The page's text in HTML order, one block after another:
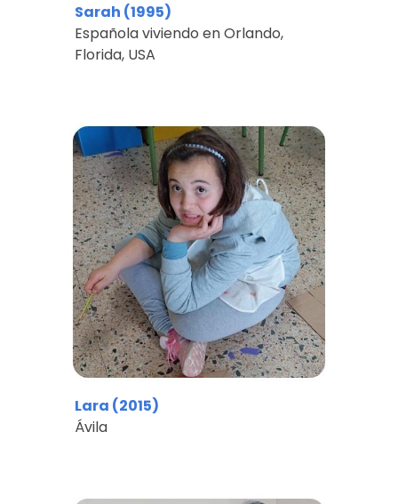
Sarah (1995)
Española viviendo enOrlando,
Florida, USA
Lara (2015)
Ávila